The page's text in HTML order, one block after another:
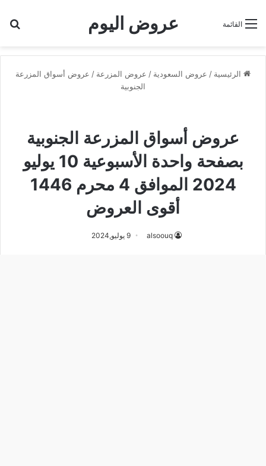
عروض اليوم القائمة
الرئيسية / عروض السعودية / عروض المزرعة / عروض أسواق المزرعة
الجنوبية
عروض أسواق المزرعة الجنوبية
بصفحة واحدة الأسبوعية 10 يوليو
2024 الموافق 4 محرم 1446
أقوى العروض
alsoouq 9 يوليو,2024